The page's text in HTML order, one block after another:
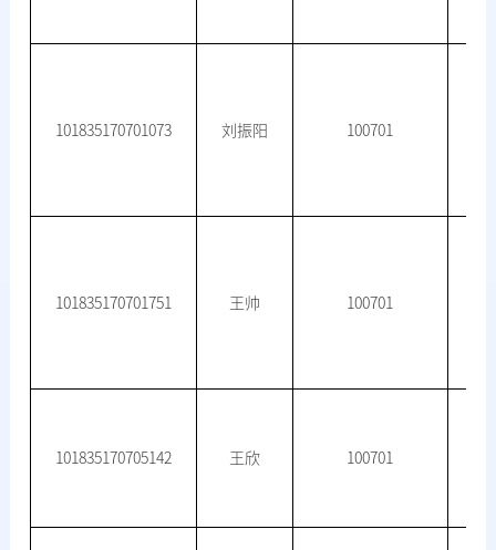
101835170701073 刘振阳 100701
101835170701751 王帅 100701
101835170705142 王欣 100701